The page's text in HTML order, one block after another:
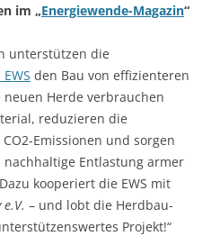
im „Energiewende-Magazin“
unterstützen die
den Bau von effizienteren
Herde verbrauchen
reduzieren die
Emissionen und sorgen
Entlastung armer
kooperiert die EWS mit
– und lobt die Herdbau-
Projekt!“